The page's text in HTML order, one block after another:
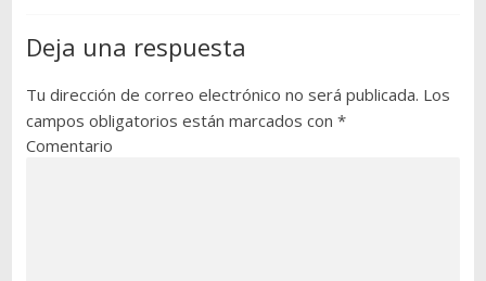
Deja una respuesta
Tu dirección de correo electrónico no será publicada. Los
campos obligatorios están marcados con *
Comentario